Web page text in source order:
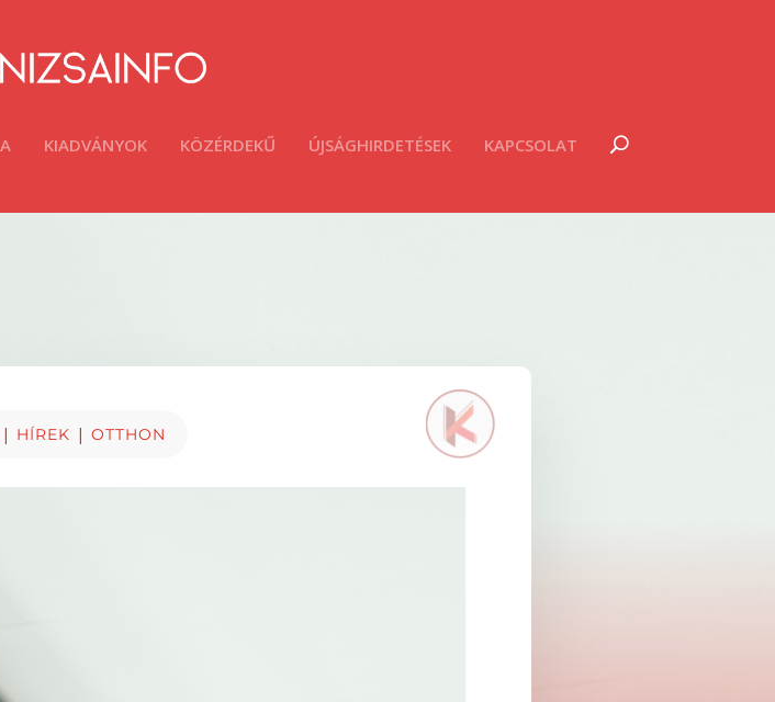
KIADVÁNYOK KÖZÉRDEKŰ ÚJSÁGHIRDETÉSEK KAPCSOLAT
| HÍREK | OTTHON